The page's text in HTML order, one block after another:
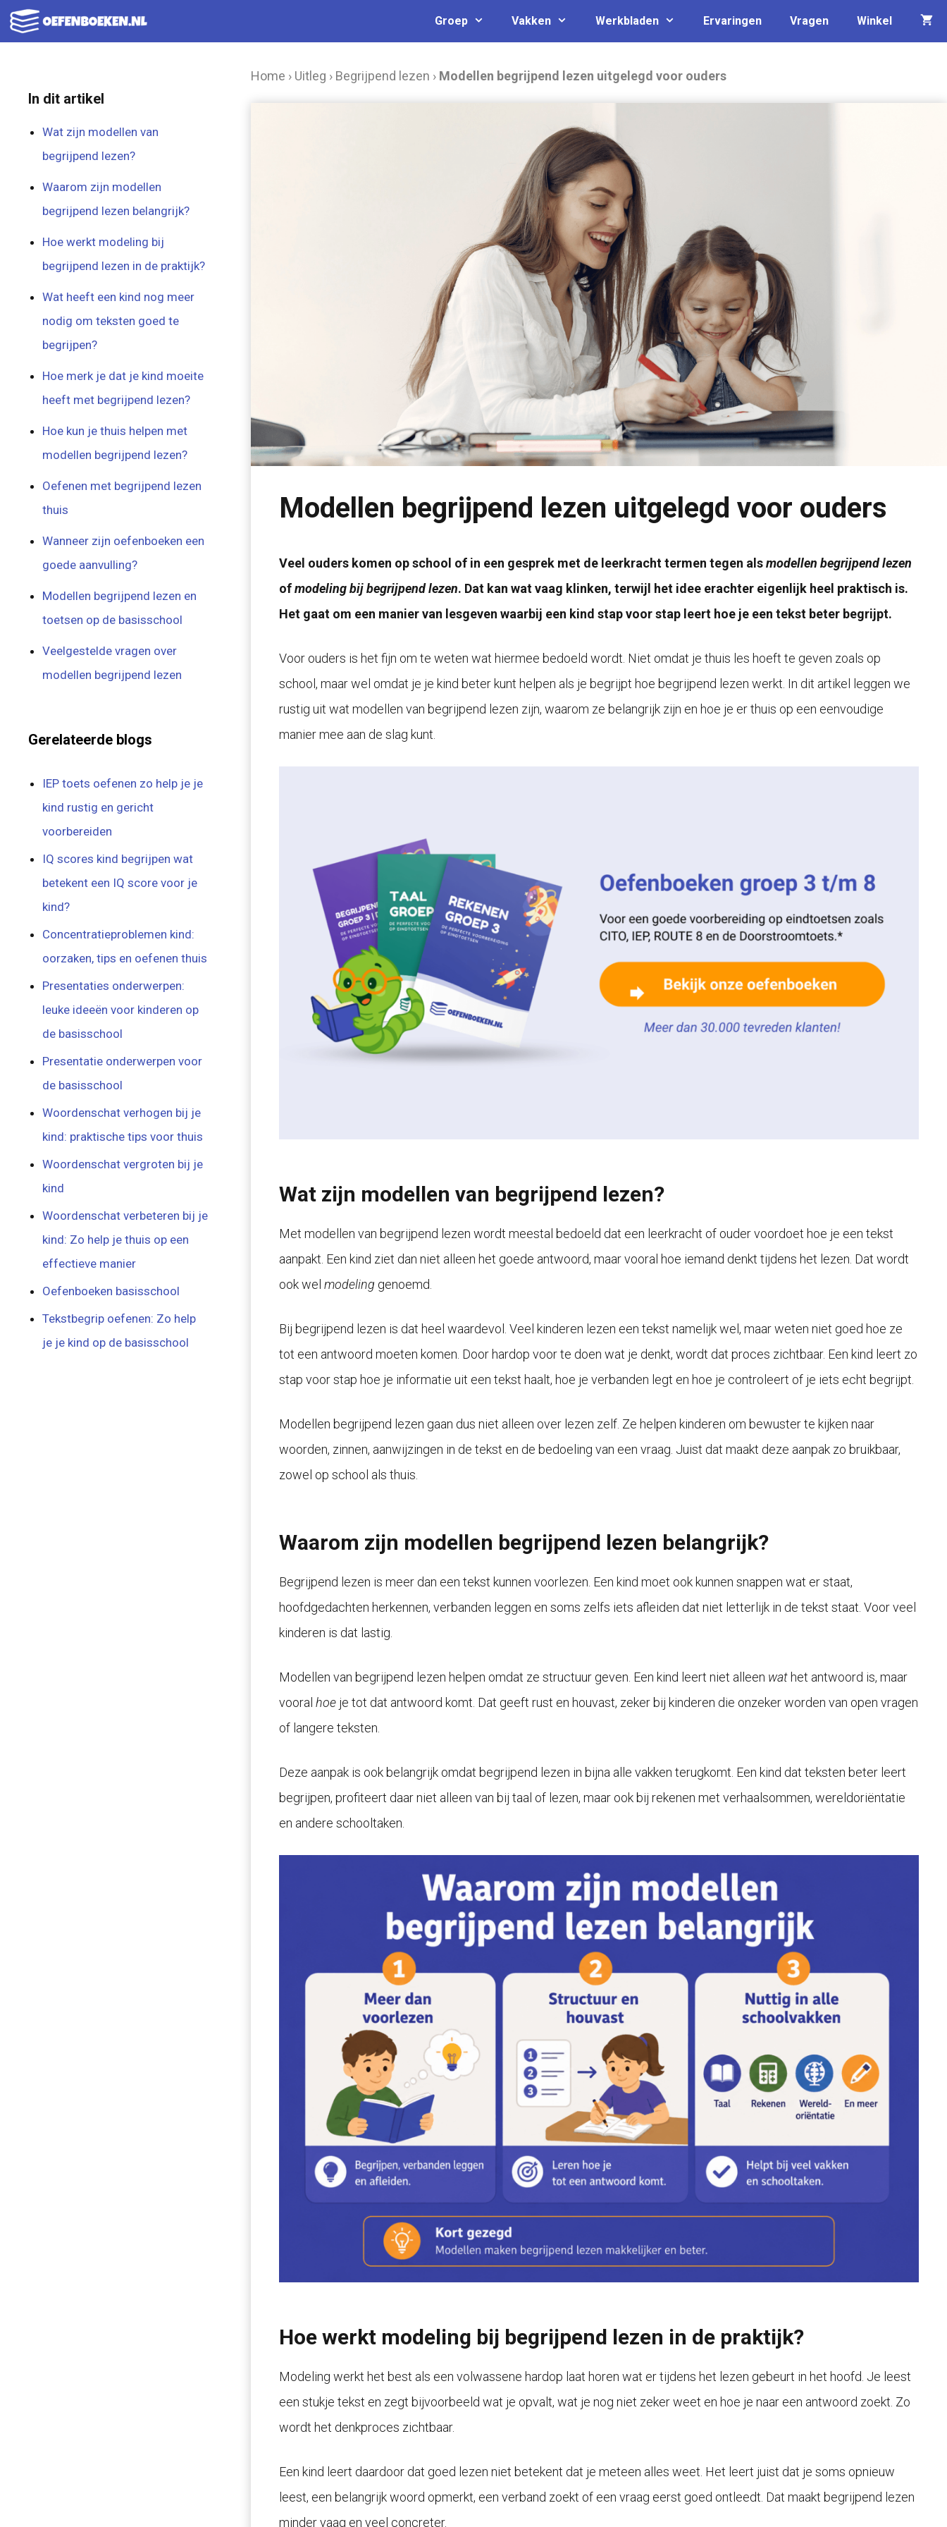
Ga
naar
Groep Vakken Werkbladen Ervaringen Vragen Winkel
Home › Uitleg › Begrijpend lezen › Modellen begrijpend lezen uitgelegd voor ouders
Modellen begrijpend lezen uitgelegd voor ouders
Veel ouders komen op school of in een gesprek met de leerkracht termen tegen alsmodellen begrijpend lezen
ofmodeling bij begrijpend lezen. Dat kan wat vaag klinken, terwijl het idee erachter eigenlijk heel praktisch is.
Het gaat om een manier van lesgeven waarbij een kind stap voor stap leert hoe je een tekst beter begrijpt.
Voor ouders is het fijn om te weten wat hiermee bedoeld wordt. Niet omdat je thuis les hoeft te geven zoals op
school, maar wel omdat je je kind beter kunt helpen als je begrijpt hoe begrijpend lezen werkt. In dit artikel leggen we
rustig uit wat modellen van begrijpend lezen zijn, waarom ze belangrijk zijn en hoe je er thuis op een eenvoudige
manier mee aan de slag kunt.
Wat zijn modellen van begrijpend lezen?
Met modellen van begrijpend lezen wordt meestal bedoeld dat een leerkracht of ouder voordoet hoe je een tekst
aanpakt. Een kind ziet dan niet alleen het goede antwoord, maar vooral hoe iemand denkt tijdens het lezen. Dat wordt
ook wel modeling genoemd.
Bij begrijpend lezen is dat heel waardevol. Veel kinderen lezen een tekst namelijk wel, maar weten niet goed hoe ze
tot een antwoord moeten komen. Door hardop voor te doen wat je denkt, wordt dat proces zichtbaar. Een kind leert zo
stap voor stap hoe je informatie uit een tekst haalt, hoe je verbanden legt en hoe je controleert of je iets echt begrijpt.
Modellen begrijpend lezen gaan dus niet alleen over lezen zelf. Ze helpen kinderen om bewuster te kijken naar
woorden, zinnen, aanwijzingen in de tekst en de bedoeling van een vraag. Juist dat maakt deze aanpak zo bruikbaar,
zowel op school als thuis.
Waarom zijn modellen begrijpend lezen belangrijk?
Begrijpend lezen is meer dan een tekst kunnen voorlezen. Een kind moet ook kunnen snappen wat er staat,
hoofdgedachten herkennen, verbanden leggen en soms zelfs iets afleiden dat niet letterlijk in de tekst staat. Voor veel
kinderen is dat lastig.
Modellen van begrijpend lezen helpen omdat ze structuur geven. Een kind leert niet alleen wathet antwoord is, maar
vooral hoeje tot dat antwoord komt. Dat geeft rust en houvast, zeker bij kinderen die onzeker worden van open vragen
of langere teksten.
Deze aanpak is ook belangrijk omdat begrijpend lezen in bijna alle vakken terugkomt. Een kind dat teksten beter leert
begrijpen, profiteert daar niet alleen van bij taal of lezen, maar ook bij rekenen met verhaalsommen, wereldoriëntatie
en andere schooltaken.
Hoe werkt modeling bij begrijpend lezen in de praktijk?
Modeling werkt het best als een volwassene hardop laat horen wat er tijdens het lezen gebeurt in het hoofd. Je leest
een stukje tekst en zegt bijvoorbeeld wat je opvalt, wat je nog niet zeker weet en hoe je naar een antwoord zoekt. Zo
wordt het denkproces zichtbaar.
Een kind leert daardoor dat goed lezen niet betekent dat je meteen alles weet. Het leert juist dat je soms opnieuw
leest, een belangrijk woord opmerkt, een verband zoekt of een vraag eerst goed ontleedt. Dat maakt begrijpend lezen
minder vaag en veel concreter.
In dit artikel
Wat zijn modellen van
begrijpend lezen?
Waarom zijn modellen
begrijpend lezen belangrijk?
Hoe werkt modeling bij
begrijpend lezen in de praktijk?
Wat heeft een kind nog meer
nodig om teksten goed te
begrijpen?
Hoe merk je dat je kind moeite
heeft met begrijpend lezen?
Hoe kun je thuis helpen met
modellen begrijpend lezen?
Oefenen met begrijpend lezen
thuis
Wanneer zijn oefenboeken een
goede aanvulling?
Modellen begrijpend lezen en
toetsen op de basisschool
Veelgestelde vragen over
modellen begrijpend lezen
Gerelateerde blogs
IEP toets oefenen zo help je je
kind rustig en gericht
voorbereiden
IQ scores kind begrijpen wat
betekent een IQ score voor je
kind?
Concentratieproblemen kind:
oorzaken, tips en oefenen thuis
Presentaties onderwerpen:
leuke ideeën voor kinderen op
de basisschool
Presentatie onderwerpen voor
de basisschool
Woordenschat verhogen bij je
kind: praktische tips voor thuis
Woordenschat vergroten bij je
kind
Woordenschat verbeteren bij je
kind: Zo help je thuis op een
effectieve manier
Oefenboeken basisschool
Tekstbegrip oefenen: Zo help
je je kind op de basisschool